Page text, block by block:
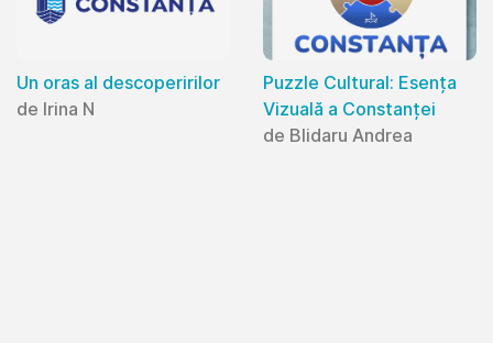
Un oras al descoperirilor
de Irina N
Puzzle Cultural: Esența
Vizuală a Constanței
de Blidaru Andrea